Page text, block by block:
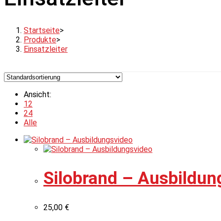
Startseite>
Produkte>
Einsatzleiter
Ansicht:
12
24
Alle
Silobrand –
25,00 €